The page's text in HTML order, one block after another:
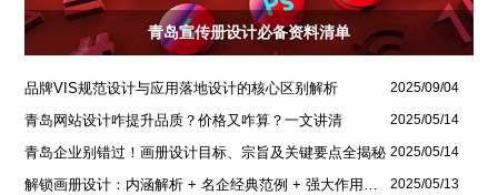
青岛宣传册设计必备资料清单
品牌VIS规范设计与应用落地设计的核心区别解析 2025/09/04
青岛网站设计咋提升品质？价格又咋算？一文讲清 2025/05/14
青岛企业别错过！画册设计目标、宗旨及关键要点全揭秘 2025/05/14
解锁画册设计：内涵解析 + 名企经典范例 + 强大作用全揭秘 2025/05/13